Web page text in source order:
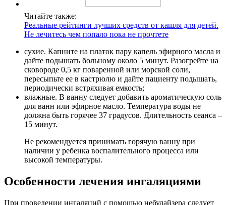
Читайте также:
Реальные рейтинги лучших средств от кашля для детей.
Не лечитесь чем попало пока не прочтете
сухие. Капните на платок пару капель эфирного масла и
дайте подышать больному около 5 минут. Разогрейте на
сковороде 0,5 кг поваренной или морской соли,
пересыпьте ее в кастрюлю и дайте пациенту подышать,
периодически встряхивая емкость;
влажные. В ванну следует добавить ароматическую соль
для ванн или эфирное масло. Температура воды не
должна быть горячее 37 градусов. Длительность сеанса –
15 минут.
Не рекомендуется принимать горячую ванну при
наличии у ребенка воспалительного процесса или
высокой температуры.
Особенности лечения ингаляциями
При проведении ингаляций с помощью небулайзера следует